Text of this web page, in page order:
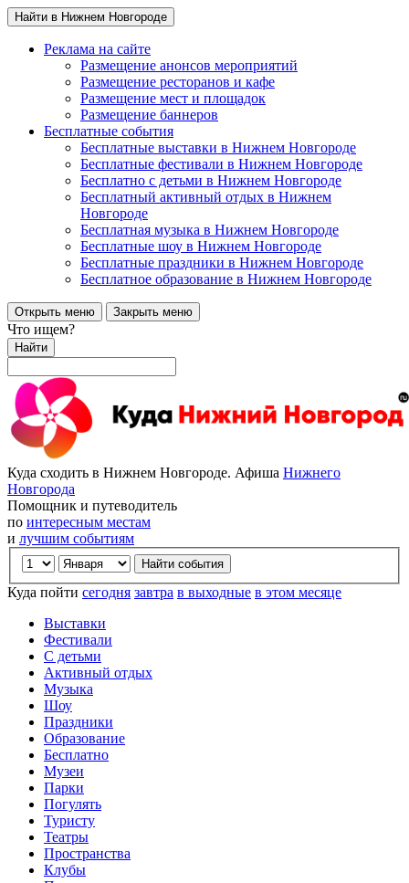
Найти в Нижнем Новгороде
Реклама на сайте
Размещение анонсов мероприятий
Размещение ресторанов и кафе
Размещение мест и площадок
Размещение баннеров
Бесплатные события
Бесплатные выставки в Нижнем Новгороде
Бесплатные фестивали в Нижнем Новгороде
Бесплатно с детьми в Нижнем Новгороде
Бесплатный активный отдых в Нижнем
Новгороде
Бесплатная музыка в Нижнем Новгороде
Бесплатные шоу в Нижнем Новгороде
Бесплатные праздники в Нижнем Новгороде
Бесплатное образование в Нижнем Новгороде
Открыть меню Закрыть меню
Что ищем?
Найти
Куда сходить в Нижнем Новгороде. Афиша Нижнего
Новгорода
Помощник и путеводитель
по интересным местам
и лучшим событиям
Куда пойти сегодня завтра в выходные в этом месяце
Выставки
Фестивали
С детьми
Активный отдых
Музыка
Шоу
Праздники
Образование
Бесплатно
Музеи
Парки
Погулять
Туристу
Театры
Пространства
Клубы